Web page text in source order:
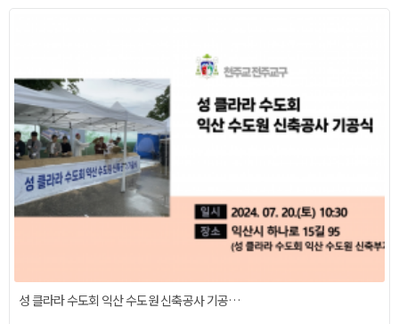
성 클라라 수도회 익산 수도원 신축공사 기공…